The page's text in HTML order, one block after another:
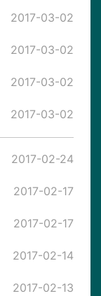
2017-03-02
2017-03-02
2017-03-02
2017-03-02
2017-02-24
2017-02-17
2017-02-17
2017-02-14
2017-02-13